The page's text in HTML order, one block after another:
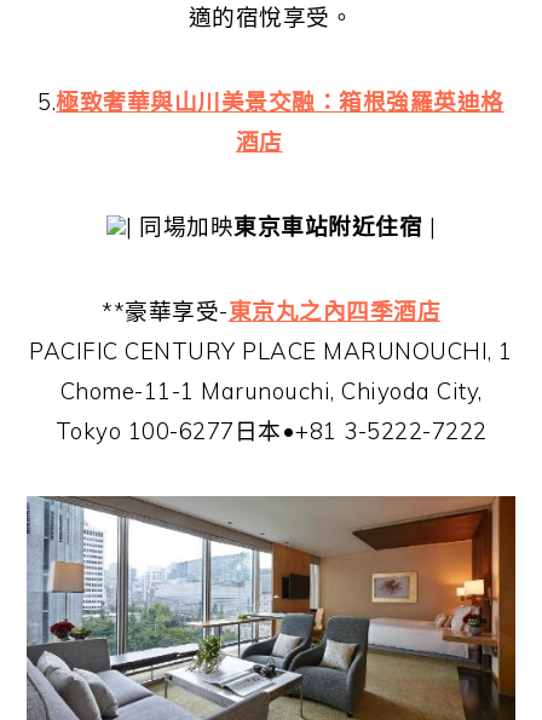
適的宿悅享受。
5.極致奢華與山川美景交融：箱根強羅英迪格
酒店
| 同場加映東京車站附近住宿 |
**豪華享受-東京丸之內四季酒店
PACIFIC CENTURY PLACE MARUNOUCHI, 1
Chome-11-1 Marunouchi, Chiyoda City,
Tokyo 100-6277日本•+81 3-5222-7222